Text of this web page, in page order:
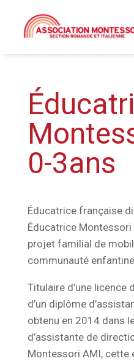
0-3ans
Éducatrice française
Éducatrice Montessori
projet familial de
communauté
Titulaire d’une licence
d’un diplôme
obtenu en 2014 dans
d’assistante de
Montessori AMI, cette